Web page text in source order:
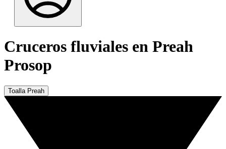
Cruceros fluviales en Preah
Prosop
Toalla Preah